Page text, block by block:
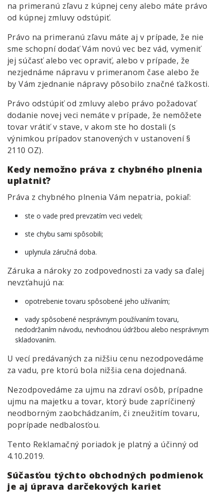
na primeranú zľavu z kúpnej ceny alebo máte právo
od kúpnej zmluvy odstúpiť.
Právo na primeranú zľavu máte aj v prípade, že nie
sme schopní dodať Vám novú vec bez vád, vymeniť
jej súčasť alebo vec opraviť, alebo v prípade, že
nezjednáme nápravu v primeranom čase alebo že
by Vám zjednanie nápravy pôsobilo značné ťažkosti.
Právo odstúpiť od zmluvy alebo právo požadovať
dodanie novej veci nemáte v prípade, že nemôžete
tovar vrátiť v stave, v akom ste ho dostali (s
výnimkou prípadov stanovených v ustanovení §
2110 OZ).
Kedy nemožno práva z chybného plnenia
uplatniť?
Práva z chybného plnenia Vám nepatria, pokiaľ:
ste o vade pred prevzatím veci vedeli;
ste chybu sami spôsobili;
uplynula záručná doba.
Záruka a nároky zo zodpovednosti za vady sa ďalej
nevzťahujú na:
opotrebenie tovaru spôsobené jeho užívaním;
vady spôsobené nesprávnym používaním tovaru,
nedodržaním návodu, nevhodnou údržbou alebo nesprávnym
skladovaním.
U vecí predávaných za nižšiu cenu nezodpovedáme
za vadu, pre ktorú bola nižšia cena dojednaná.
Nezodpovedáme za ujmu na zdraví osôb, prípadne
ujmu na majetku a tovar, ktorý bude zapríčinený
neodborným zaobchádzaním, či zneužitím tovaru,
poprípade nedbalosťou.
Tento Reklamačný poriadok je platný a účinný od
4.10.2019.
Súčasťou týchto obchodných podmienok
je aj úprava darčekových kariet